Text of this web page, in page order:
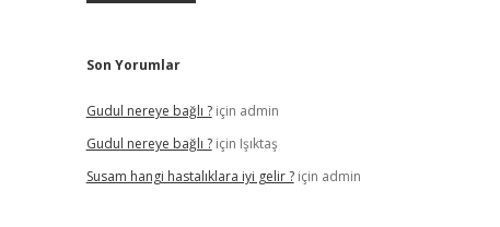
Son Yorumlar
Gudul nereye bağlı ?için admin
Gudul nereye bağlı ?için Işıktaş
Susam hangi hastalıklara iyi gelir ?için admin